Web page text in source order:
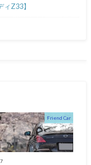
Z33】
Friend Car